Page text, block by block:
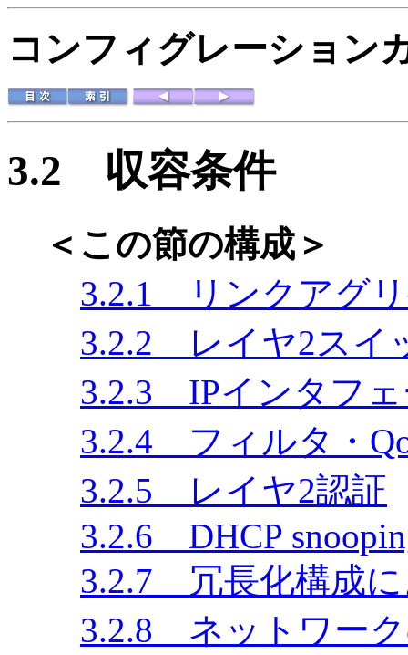
コンフィグレーション
3.2 収容条件
＜この節の構成＞
3.2.1 リンクアグ
3.2.2 レイヤ2スイ
3.2.3 IPインタフェ
3.2.4 フィルタ・
3.2.5 レイヤ2認証
3.2.6 DHCP
3.2.7 冗長化構成
3.2.8 ネットワー